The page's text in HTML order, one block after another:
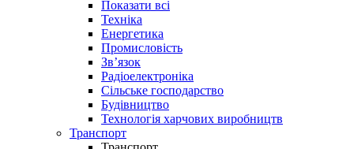
Показати всі
Техніка
Енергетика
Промисловість
Зв’язок
Радіоелектроніка
Сільське господарство
Будівництво
Технологія харчових виробництв
Транспорт